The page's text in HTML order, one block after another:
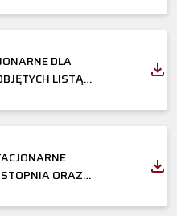
WIZUALNA;
DLA
LISTĄ
ORAZ